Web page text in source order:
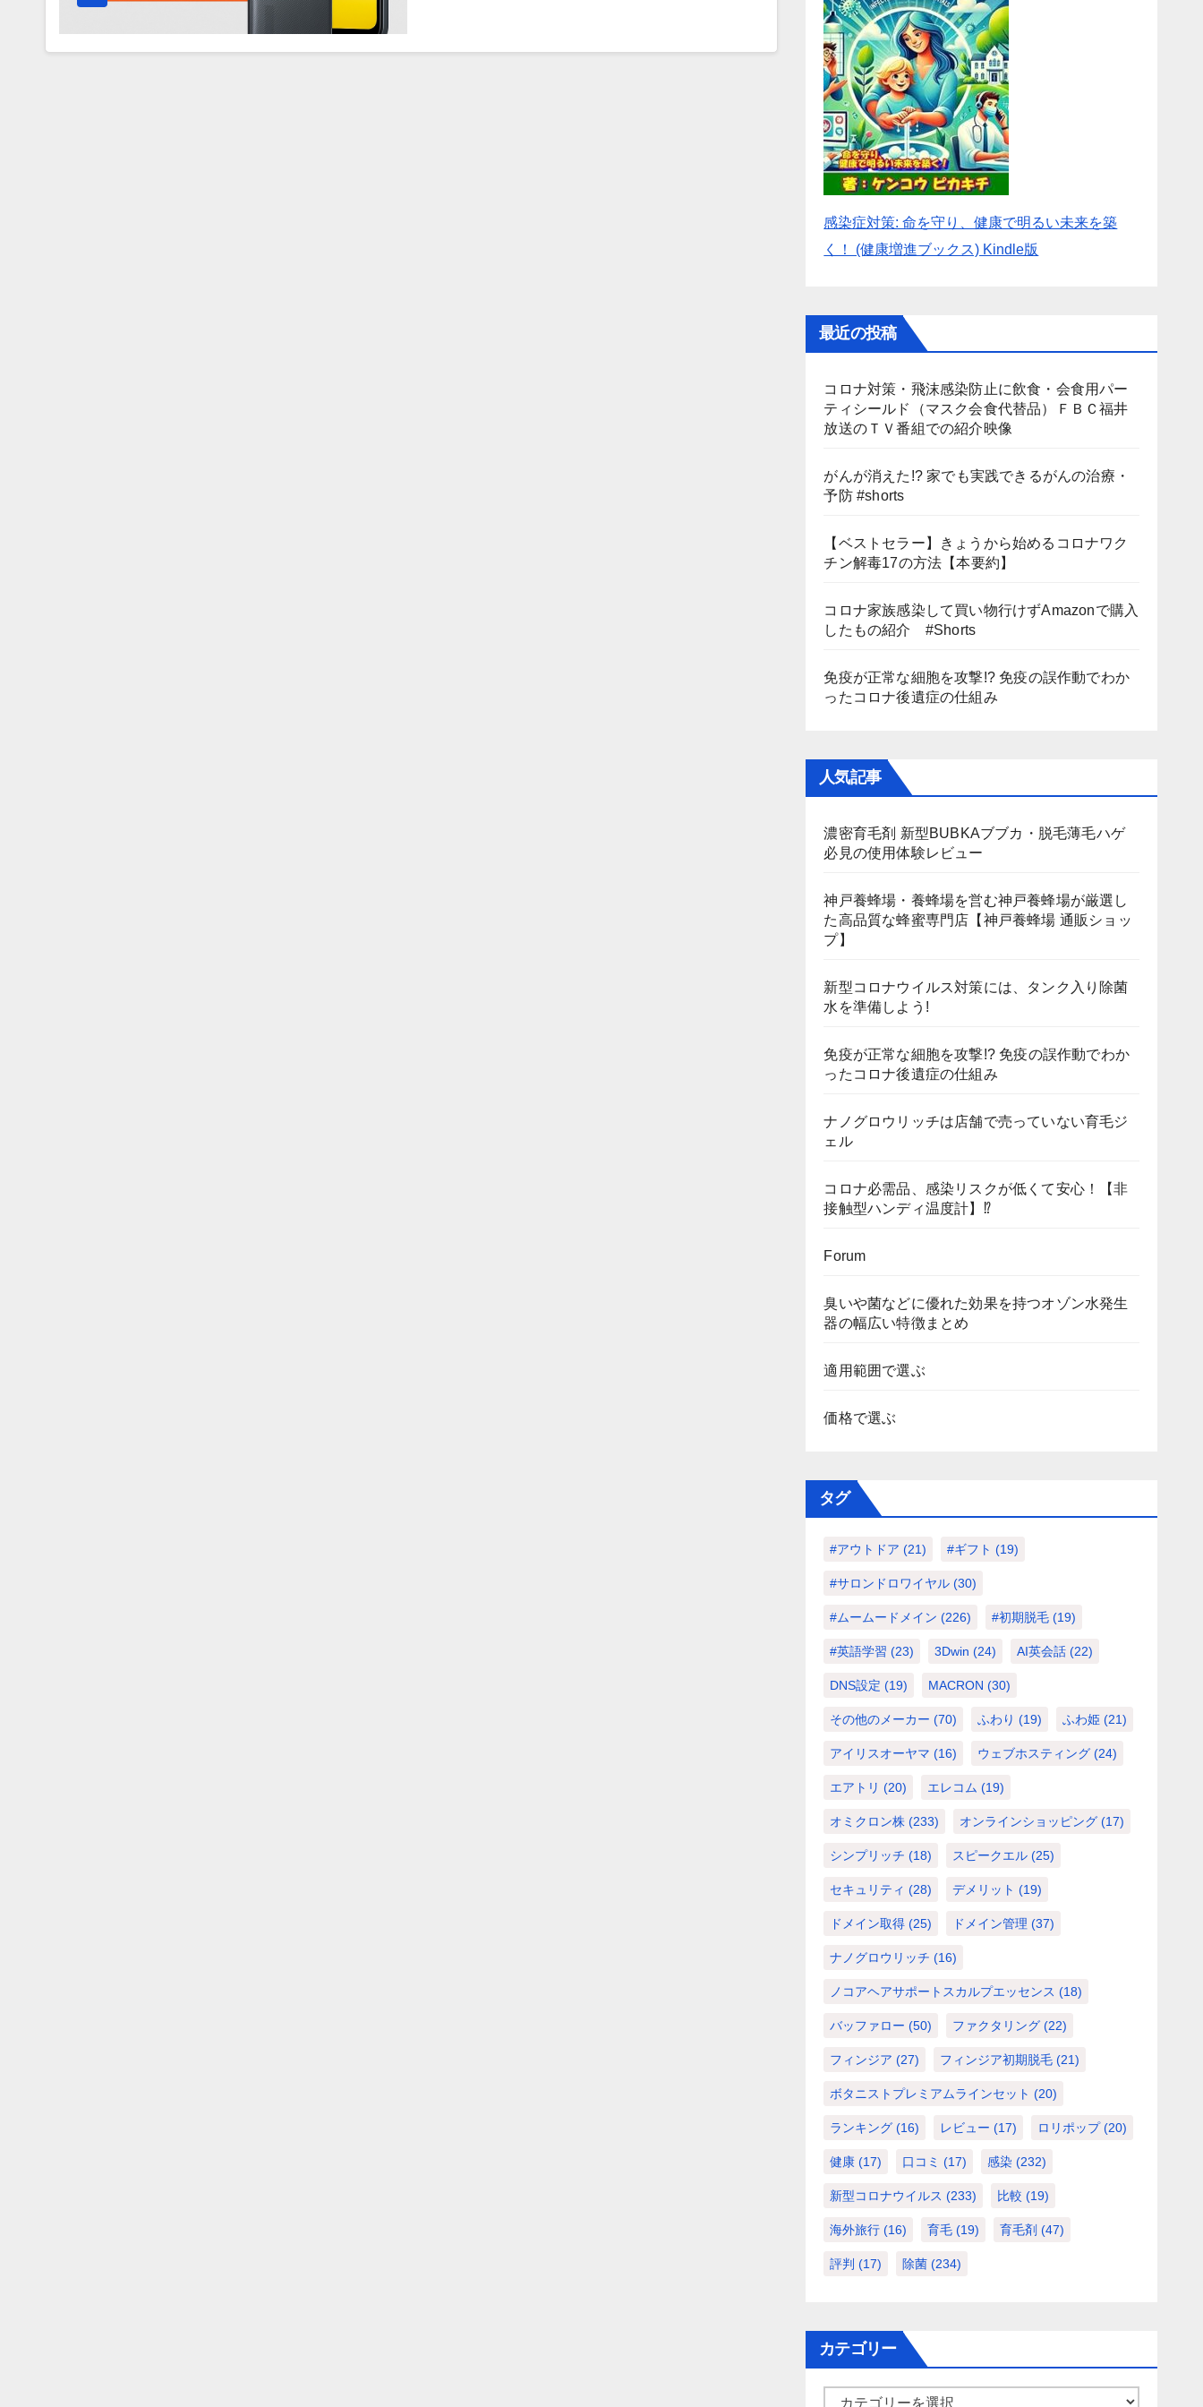
感染症対策: 命を守り、健康で明るい未来を築
く！ (健康増進ブックス) Kindle版
最近の投稿
コロナ対策・飛沫感染防止に飲食・会食用パー
ティシールド（マスク会食代替品）ＦＢＣ福井
放送のＴＶ番組での紹介映像
がんが消えた!? 家でも実践できるがんの治療・
予防 #shorts
【ベストセラー】きょうから始めるコロナワク
チン解毒17の方法【本要約】
コロナ家族感染して買い物行けずAmazonで購入
したもの紹介 #Shorts
免疫が正常な細胞を攻撃!? 免疫の誤作動でわか
ったコロナ後遺症の仕組み
人気記事
濃密育毛剤 新型BUBKAブブカ・脱毛薄毛ハゲ
必見の使用体験レビュー
神戸養蜂場・養蜂場を営む神戸養蜂場が厳選し
た高品質な蜂蜜専門店【神戸養蜂場 通販ショッ
プ】
新型コロナウイルス対策には、タンク入り除菌
水を準備しよう!
免疫が正常な細胞を攻撃!? 免疫の誤作動でわか
ったコロナ後遺症の仕組み
ナノグロウリッチは店舗で売っていない育毛ジ
ェル
コロナ必需品、感染リスクが低くて安心！【非
接触型ハンディ温度計】⁉
Forum
臭いや菌などに優れた効果を持つオゾン水発生
器の幅広い特徴まとめ
適用範囲で選ぶ
価格で選ぶ
タグ
#アウトドア (21) #ギフト (19)
#サロンドロワイヤル (30)
#ムームードメイン (226) #初期脱毛 (19)
#英語学習 (23) 3Dwin (24) AI英会話 (22)
DNS設定 (19) MACRON (30)
その他のメーカー (70) ふわり (19) ふわ姫 (21)
アイリスオーヤマ (16) ウェブホスティング (24)
エアトリ (20) エレコム (19)
オミクロン株 (233) オンラインショッピング (17)
シンプリッチ (18) スピークエル (25)
セキュリティ (28) デメリット (19)
ドメイン取得 (25) ドメイン管理 (37)
ナノグロウリッチ (16)
ノコアヘアサポートスカルプエッセンス (18)
バッファロー (50) ファクタリング (22)
フィンジア (27) フィンジア初期脱毛 (21)
ボタニストプレミアムラインセット (20)
ランキング (16) レビュー (17) ロリポップ(20)
健康 (17) 口コミ (17) 感染 (232)
新型コロナウイルス (233) 比較 (19)
海外旅行 (16) 育毛 (19) 育毛剤 (47)
評判 (17) 除菌 (234)
カテゴリー